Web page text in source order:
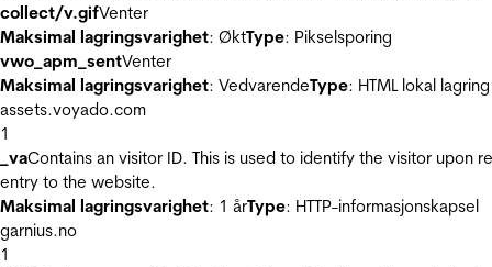
collect/v.gifVenter
Maksimal lagringsvarighet: ØktType: Pikselsporing
vwo_apm_sentVenter
Maksimal lagringsvarighet: VedvarendeType: HTML lokal lagring
assets.voyado.com
1
_vaContains an visitor ID. This is used to identify the visitor upon
entry to the website.
Maksimal lagringsvarighet: 1 årType: HTTP-informasjonskapsel
garnius.no
1